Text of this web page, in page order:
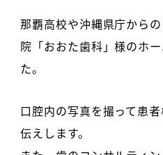
那覇高校や沖縄県庁から
院「おおた歯科」様のホ
た。
口腔内の写真を撮って患
伝えします。